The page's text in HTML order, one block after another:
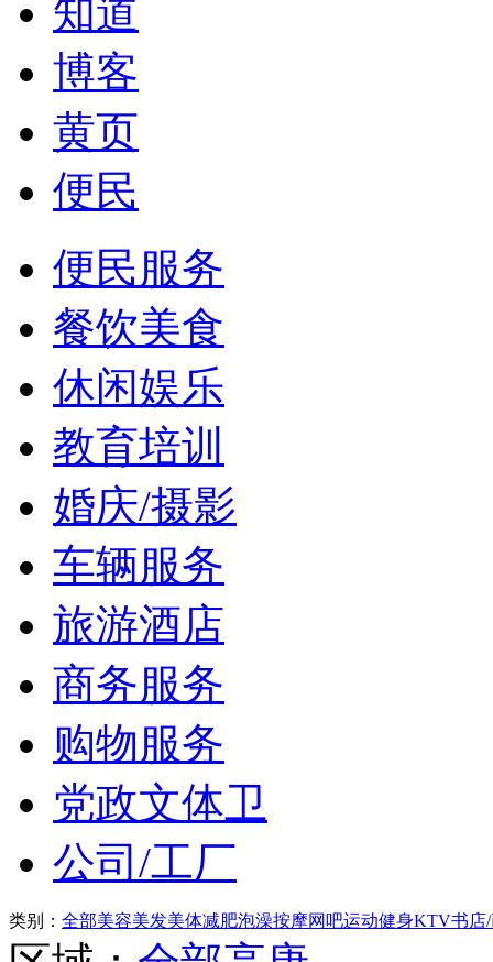
知道
博客
黄页
便民
便民服务
餐饮美食
休闲娱乐
教育培训
婚庆/摄影
车辆服务
旅游酒店
商务服务
购物服务
党政文体卫
公司/工厂
类别： 全部美容美发美体减肥泡澡按摩网吧运动健身KTV书店